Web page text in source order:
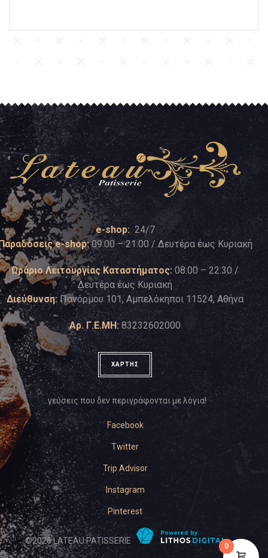
0
e-shop: 24/7
e-shop:09:00 – 21:00 / Δευτέρα έως Κυριακή
Ωράριο Λειτουργίας Καταστήματος: 08:00 – 22:30 /
Δευτέρα έως Κυριακή
Διεύθυνση: Πανόρμου 101, Αμπελόκηποι 11524, Αθήνα
Αρ. Γ.Ε.ΜΗ: 83232602000
ΧΑΡΤΗΣ
…γεύσεις που δεν περιγράφονται με λόγια!
Facebook
Twitter
Trip Advisor
Instagram
Pinterest
©2026LATEAU PATISSERIE